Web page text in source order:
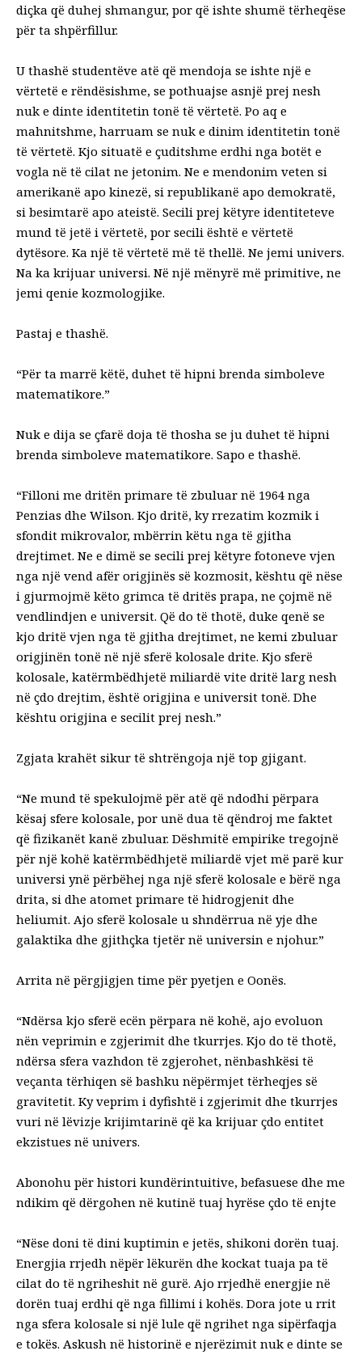
diçka që duhej shmangur, por që ishte shumë tërheqëse
për ta shpërfillur.
U thashë studentëve atë që mendoja se ishte një e
vërtetë e rëndësishme, se pothuajse asnjë prej nesh
nuk e dinte identitetin tonë të vërtetë. Po aq e
mahnitshme, harruam se nuk e dinim identitetin tonë
të vërtetë. Kjo situatë e çuditshme erdhi nga botët e
vogla në të cilat ne jetonim. Ne e mendonim veten si
amerikanë apo kinezë, si republikanë apo demokratë,
si besimtarë apo ateistë. Secili prej këtyre identiteteve
mund të jetë i vërtetë, por secili është e vërtetë
dytësore. Ka një të vërtetë më të thellë. Ne jemi univers.
Na ka krijuar universi. Në një mënyrë më primitive, ne
jemi qenie kozmologjike.
Pastaj e thashë.
“Për ta marrë këtë, duhet të hipni brenda simboleve
matematikore.”
Nuk e dija se çfarë doja të thosha se ju duhet të hipni
brenda simboleve matematikore. Sapo e thashë.
“Filloni me dritën primare të zbuluar në 1964 nga
Penzias dhe Wilson. Kjo dritë, ky rrezatim kozmik i
sfondit mikrovalor, mbërrin këtu nga të gjitha
drejtimet. Ne e dimë se secili prej këtyre fotoneve vjen
nga një vend afër origjinës së kozmosit, kështu që nëse
i gjurmojmë këto grimca të dritës prapa, ne çojmë në
vendlindjen e universit. Që do të thotë, duke qenë se
kjo dritë vjen nga të gjitha drejtimet, ne kemi zbuluar
origjinën tonë në një sferë kolosale drite. Kjo sferë
kolosale, katërmbëdhjetë miliardë vite dritë larg nesh
në çdo drejtim, është origjina e universit tonë. Dhe
kështu origjina e secilit prej nesh.”
Zgjata krahët sikur të shtrëngoja një top gjigant.
“Ne mund të spekulojmë për atë që ndodhi përpara
kësaj sfere kolosale, por unë dua të qëndroj me faktet
që fizikanët kanë zbuluar. Dëshmitë empirike tregojnë
për një kohë katërmbëdhjetë miliardë vjet më parë kur
universi ynë përbëhej nga një sferë kolosale e bërë nga
drita, si dhe atomet primare të hidrogjenit dhe
heliumit. Ajo sferë kolosale u shndërrua në yje dhe
galaktika dhe gjithçka tjetër në universin e njohur.”
Arrita në përgjigjen time për pyetjen e Oonës.
“Ndërsa kjo sferë ecën përpara në kohë, ajo evoluon
nën veprimin e zgjerimit dhe tkurrjes. Kjo do të thotë,
ndërsa sfera vazhdon të zgjerohet, nënbashkësi të
veçanta tërhiqen së bashku nëpërmjet tërheqjes së
gravitetit. Ky veprim i dyfishtë i zgjerimit dhe tkurrjes
vuri në lëvizje krijimtarinë që ka krijuar çdo entitet
ekzistues në univers.
Abonohu ​​për histori kundërintuitive, befasuese dhe me
ndikim që dërgohen në kutinë tuaj hyrëse çdo të enjte
“Nëse doni të dini kuptimin e jetës, shikoni dorën tuaj.
Energjia rrjedh nëpër lëkurën dhe kockat tuaja pa të
cilat do të ngriheshit në gurë. Ajo rrjedhë energjie në
dorën tuaj erdhi që nga fillimi i kohës. Dora jote u rrit
nga sfera kolosale si një lule që ngrihet nga sipërfaqja
e tokës. Askush në historinë e njerëzimit nuk e dinte se